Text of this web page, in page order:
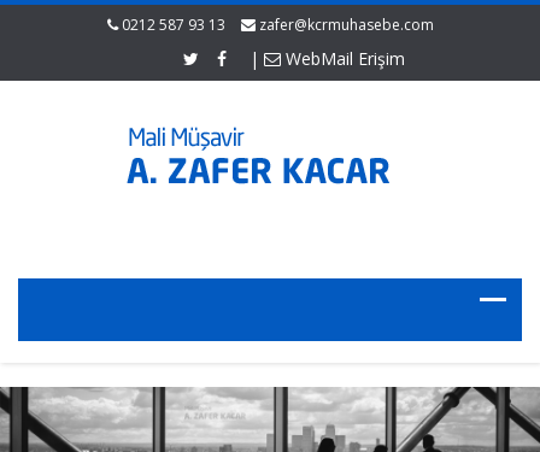
0212 587 93 13 zafer@kcrmuhasebe.com
| WebMail Erişim